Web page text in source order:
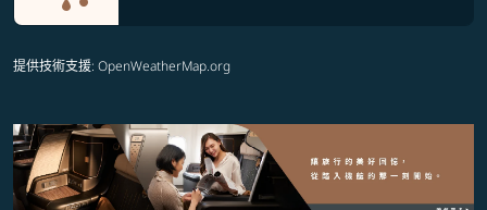
提供技術支援: OpenWeatherMap.org